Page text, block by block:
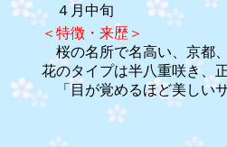
４月中旬
＜特徴・来歴＞
桜の名所で名高い、京都
花のタイプは半八重咲き、
「目が覚めるほど美しい